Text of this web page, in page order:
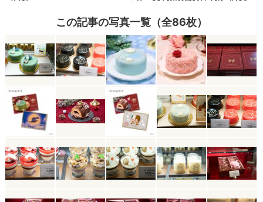
この記事の写真一覧（全86枚）